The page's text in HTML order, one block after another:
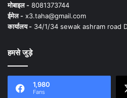
मोबाइल - 8081373744
ईमेल - x3.taha@gmail.com
कार्यालय - 34/1/34 sewak ashram road
हमसे जुड़े
1,980
Fans